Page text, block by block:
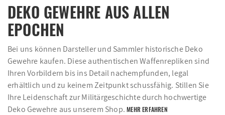
DEKO GEWEHRE AUS ALLEN
EPOCHEN
Bei uns können Darsteller und Sammler historische Deko
Gewehre kaufen. Diese authentischen Waffenrepliken sind
Ihren Vorbildern bis ins Detail nachempfunden, legal
erhältlich und zu keinem Zeitpunkt schussfähig. Stillen Sie
Ihre Leidenschaft zur Militärgeschichte durch hochwertige
Deko Gewehre aus unserem Shop.MEHR ERFAHREN